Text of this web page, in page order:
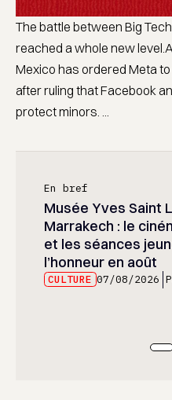
The battle between Big
reached a whole new
Mexico has ordered Meta
after ruling that Facebook
protect minors. ...
En bref
Musée Yves Saint
Marrakech : le
et les séances
l’honneur en août
CULTURE 07/08/2026